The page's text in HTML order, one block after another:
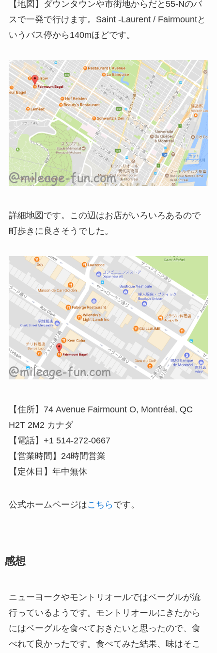
【地図】ダウンタウンや市街地からだと55-Nのバ
スで一発で行けます。Saint -Laurent / Fairmountと
いうバス停から140mほどです。
詳細地図です。この辺はお店がいろいろあるので
町歩きに良さそうでした。
【住所】74 Avenue Fairmount O, Montréal, QC
H2T 2M2 カナダ
【電話】+1 514-272-0667
【営業時間】24時間営業
【定休日】年中無休
公式ホームページはこちら です。
感想
ニューヨークやモントリオールではベーグルが流
行っているようです。モントリオールにきたから
にはベーグルを食べておきたいと思ったので、食
べれて良かったです。食べてみた結果、味はそこ